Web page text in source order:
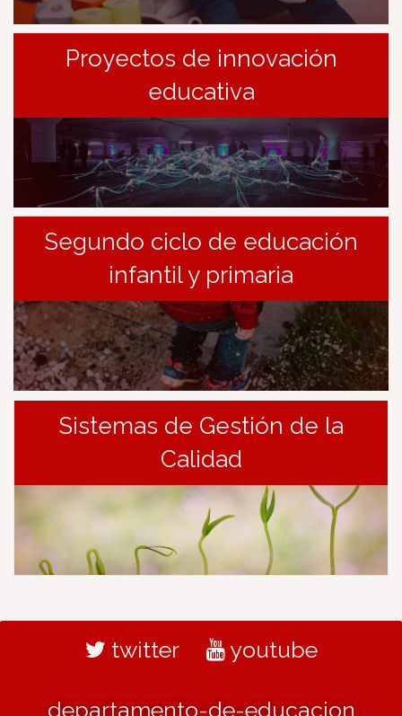
Proyectos de innovación
educativa
Segundo ciclo de educación
infantil y primaria
Sistemas de Gestión de la
Calidad
twitter youtube
departamento-de-educacion